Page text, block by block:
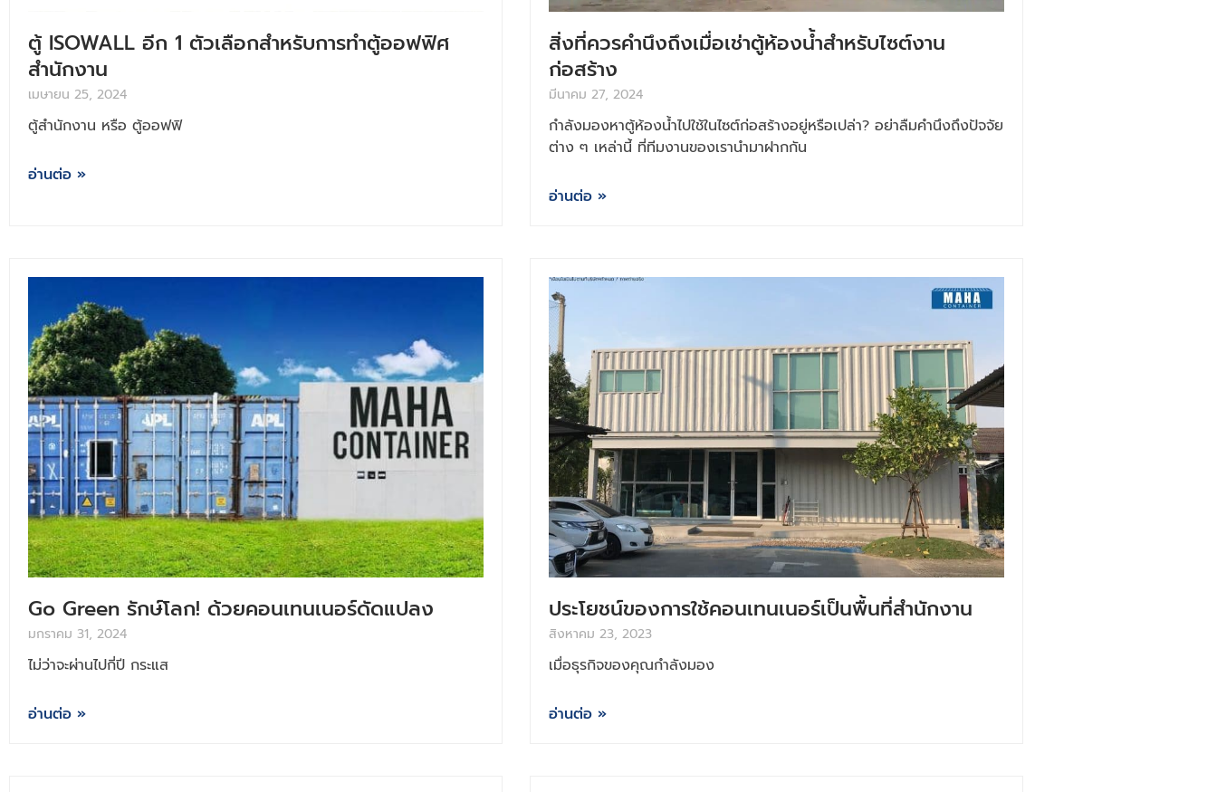
ตู้ ISOWALL อีก 1 ตัวเลือกสำหรับการทำตู้ออฟฟิศ
สำนักงาน
เมษายน 25, 2024
ตู้สำนักงาน หรือ ตู้ออฟฟิ
อ่านต่อ »
สิ่งที่ควรคำนึงถึงเมื่อเช่าตู้ห้องน้ำสำหรับไซต์งาน
ก่อสร้าง
มีนาคม 27, 2024
กำลังมองหาตู้ห้องน้ำไปใช้ในไซต์ก่อสร้างอยู่หรือเปล่า? อย่าลืมคำนึงถึงปัจจัย
ต่าง ๆ เหล่านี้ ที่ทีมงานของเรานำมาฝากกัน
อ่านต่อ »
Go Green รักษ์โลก! ด้วยคอนเทนเนอร์ดัดแปลง
มกราคม 31, 2024
ไม่ว่าจะผ่านไปกี่ปี กระแส
อ่านต่อ »
ประโยชน์ของการใช้คอนเทนเนอร์เป็นพื้นที่สำนักงาน
สิงหาคม 23, 2023
เมื่อธุรกิจของคุณกำลังมอง
อ่านต่อ »